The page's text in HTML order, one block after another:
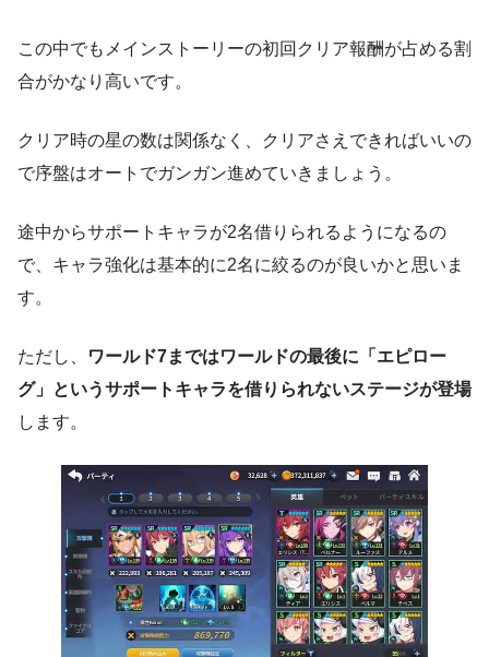
この中でもメインストーリーの初回クリア報酬が占める割
合がかなり高いです。
クリア時の星の数は関係なく、クリアさえできればいいの
で序盤はオートでガンガン進めていきましょう。
途中からサポートキャラが2名借りられるようになるの
で、キャラ強化は基本的に2名に絞るのが良いかと思いま
す。
ただし、
ワールド7まではワールドの最後に「エピロー
グ」というサポートキャラを借りられないステージが登場
します。